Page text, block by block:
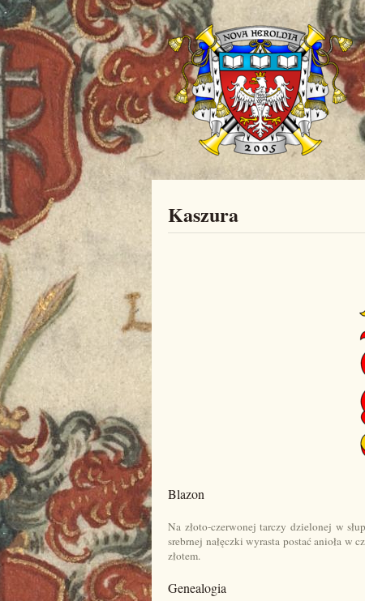
Kaszura
Blazon
Na złoto-czerwonej tarczy dzielonej w
srebrnej nałęczki wyrasta postać anioła w
złotem.
Genealogia